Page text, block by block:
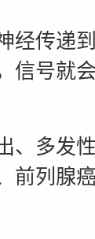
经传递
信号就
多发
前列腺